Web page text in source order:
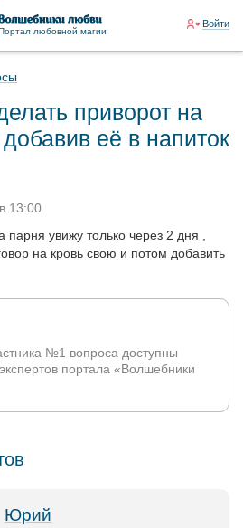
любовной магии
Войти
приворот на
её в напиток
13:00
увижу только через 2 дня ,
на кровь свою и потом добавить
№1 вопроса доступны
портала «Волшебники
Юрий